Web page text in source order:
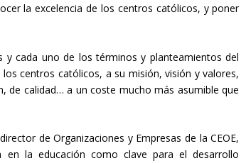
la excelencia de los centros católicos, y poner
y cada uno de los términos y planteamientos del
centros católicos, a su misión, visión y valores,
de calidad… a un coste mucho más asumible que
de Organizaciones y Empresas de la CEOE,
la educación como clave para el desarrollo